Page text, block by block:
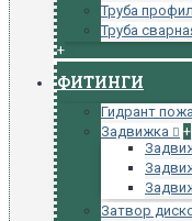
Труба
Труба
+
ФИТИНГИ
Гидрант
Задвижка
+
Затвор